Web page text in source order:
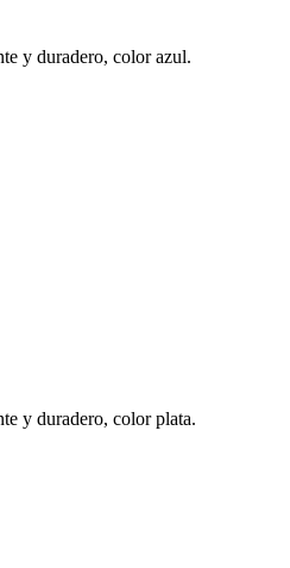
y duradero, color azul.
y duradero, color plata.